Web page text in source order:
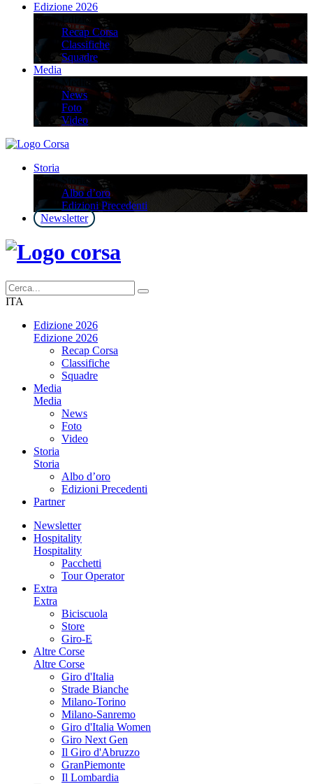
Edizione 2026
Edizione 2026
Recap Corsa
Classifiche
Squadre
Media
Media
News
Foto
Video
Storia
Storia
Albo d’oro
Edizioni Precedenti
Newsletter
ITA
Edizione 2026
Edizione 2026
Recap Corsa
Classifiche
Squadre
Media
Media
News
Foto
Video
Storia
Storia
Albo d’oro
Edizioni Precedenti
Partner
Newsletter
Hospitality
Hospitality
Pacchetti
Tour Operator
Extra
Extra
Biciscuola
Store
Giro-E
Altre Corse
Altre Corse
Giro d'Italia
Strade Bianche
Milano-Torino
Milano-Sanremo
Giro d'Italia Women
Giro Next Gen
Il Giro d'Abruzzo
GranPiemonte
Il Lombardia